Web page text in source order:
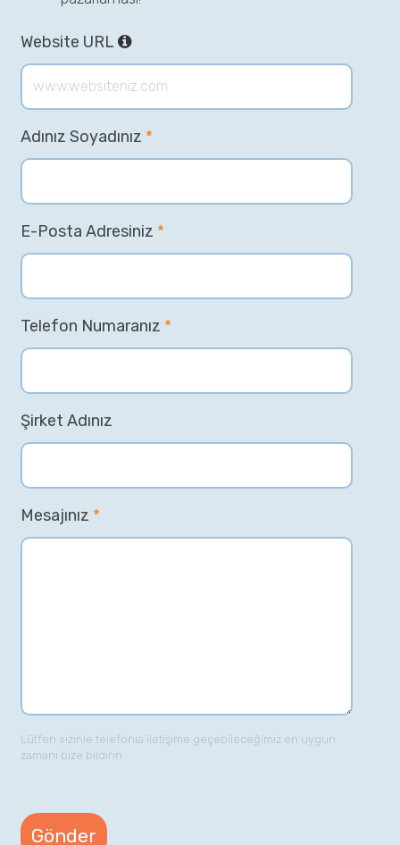
Website URL
Adınız Soyadınız *
E-Posta Adresiniz *
Telefon Numaranız *
Şirket Adınız
Mesajınız *
Lütfen sizinle telefonla iletişime geçebileceğimiz en uygun
zamanı bize bildirin.